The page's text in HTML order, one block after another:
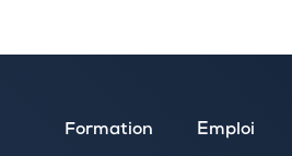
Formation Emploi